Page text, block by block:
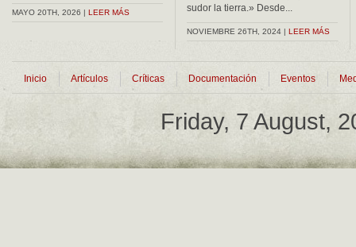
MAYO 20TH, 2026 | LEER MÁS
sudor la tierra.» Desde...
NOVIEMBRE 26TH, 2024 | LEER MÁS
Inicio Artículos Críticas Documentación Eventos
Friday, 7 August,